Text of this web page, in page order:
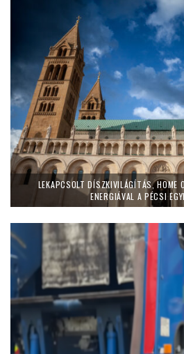
LEKAPCSOLT DÍSZKIVILÁGÍTÁS, HOME
ENERGIÁVAL A PÉCSI